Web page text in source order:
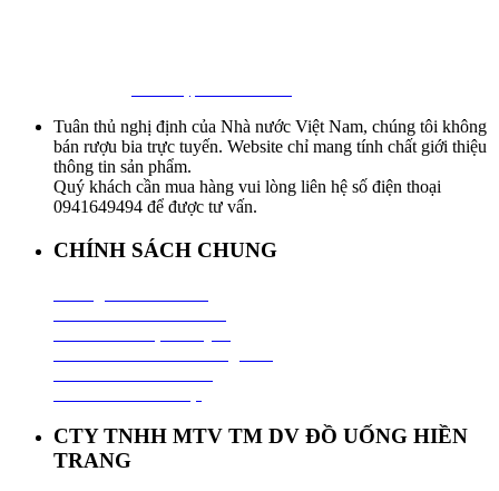
Tuân thủ nghị định của Nhà nước Việt Nam, chúng tôi không
bán rượu bia trực tuyến. Website chỉ mang tính chất giới thiệu
thông tin sản phẩm.
Quý khách cần mua hàng vui lòng liên hệ số điện thoại
0941649494 để được tư vấn.
CHÍNH SÁCH CHUNG
CTY TNHH MTV TM DV ĐỒ UỐNG HIỀN
TRANG